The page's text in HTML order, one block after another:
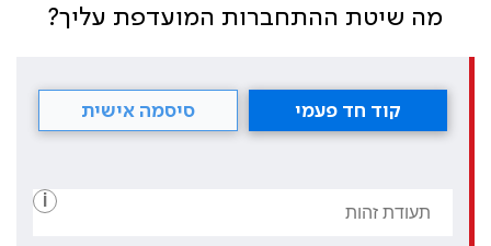
מה שיטת ההתחברות המועדפת עליך?
קוד חד פעמי סיסמה אישית
i